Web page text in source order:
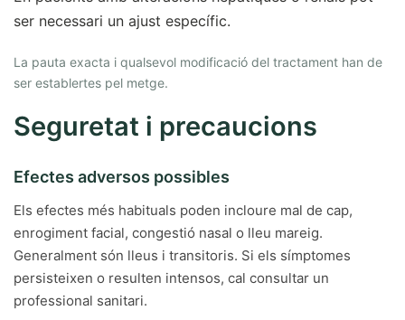
ser necessari un ajust específic.
La pauta exacta i qualsevol modificació del tractament han de
ser establertes pel metge.
Seguretat i precaucions
Efectes adversos possibles
Els efectes més habituals poden incloure mal de cap,
enrogiment facial, congestió nasal o lleu mareig.
Generalment són lleus i transitoris. Si els símptomes
persisteixen o resulten intensos, cal consultar un
professional sanitari.